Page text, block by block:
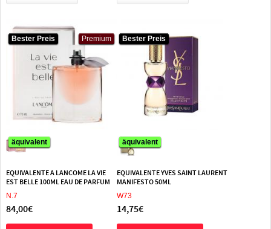
Bester Preis Premium
äquivalent
Bester Preis Premium
äquivalent
EQUIVALENTE A LANCOME LA VIE
EST BELLE 100ML EAU DE PARFUM
N.7
84,00€
Bester Preis
äquivalent
Bester Preis
äquivalent
EQUIVALENTE YVES SAINT LAURENT
MANIFESTO 50ML
W73
14,75€